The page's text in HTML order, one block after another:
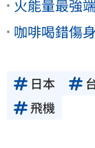
火能量最強
咖啡喝錯傷
日本
飛機